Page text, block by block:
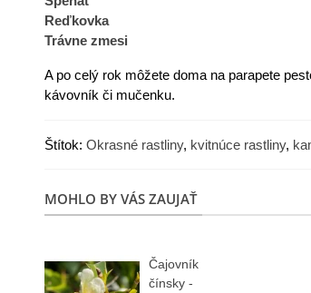
Reďkovka
Trávne zmesi
A po celý rok môžete doma na parapete
kávovník či mučenku.
Štítok: Okrasné rastliny, kvitnúce rastliny,
MOHLO BY VÁS ZAUJAŤ
Čajovník
čínsky -